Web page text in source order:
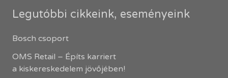
Legutóbbi cikkeink, eseményeink
Bosch csoport
OMS Retail – Építs karriert
a kiskereskedelem jövőjében!